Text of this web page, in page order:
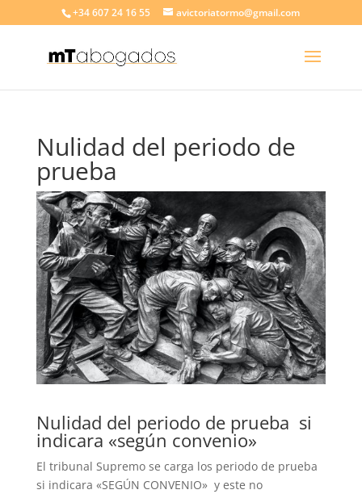
+34 607 24 16 55 avictoriatormo@gmail.com
Nulidad del periodo de
prueba
Nulidad del periodo de prueba si
indicara «según convenio»
El tribunal Supremo se carga los periodo de prueba
si indicara «SEGÚN CONVENIO» y este no